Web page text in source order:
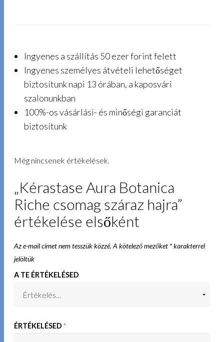
Ingyenes a szállítás 50 ezer forint felett
Ingyenes személyes átvételi lehetőséget
biztosítunk napi 13 órában, a kaposvári
szalonunkban
100%-os vásárlási- és minőségi garanciát
biztosítunk
Még nincsenek értékelések.
„Kérastase Aura Botanica
Riche csomag száraz hajra”
értékelése elsőként
Az e-mail címet nem tesszük közzé. A kötelező mezőket *karakterrel
jelöltük
A TE ÉRTÉKELÉSED
ÉRTÉKELÉSED*